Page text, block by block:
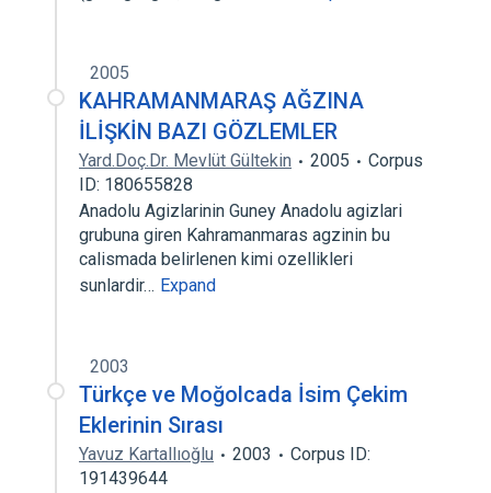
2005
KAHRAMANMARAŞ AĞZINA
İLİŞKİN BAZI GÖZLEMLER
Yard.Doç.Dr. Mevlüt Gültekin 2005
Corpus
ID: 180655828
Anadolu Agizlarinin Guney Anadolu agizlari
grubuna giren Kahramanmaras agzinin bu
calismada belirlenen kimi ozellikleri
sunlardir… Expand
2003
Türkçe ve Moğolcada İsim Çekim
Eklerinin Sırası
Yavuz Kartallıoğlu 2003
Corpus ID:
191439644